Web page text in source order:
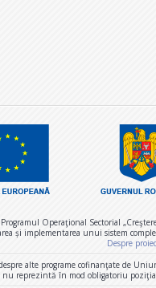
Programul Operaţional Sectorial
și implementarea unui sistem
Despre
alte programe cofinanţate de
reprezintă în mod obligatoriu